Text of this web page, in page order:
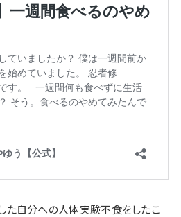
た自分への人体実験不食をしたこ